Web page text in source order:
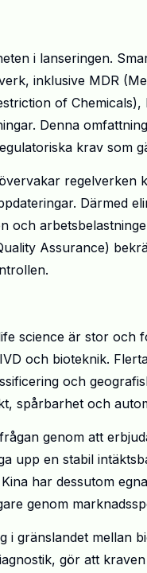
i lanseringen.
inklusive MDR
of
Denna
krav som
regelverken
Därmed
och
Assurance)
science är stor och
och bioteknik.
och
spårbarhet och
genom att
upp en stabil
har dessutom
genom
gränslandet mellan
gör att